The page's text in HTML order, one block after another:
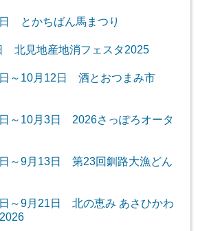
とかちばん馬まつり
北見地産地消フェスタ2025
～10月12日 酒とおつまみ市
～10月3日 2026さっぽろオータ
～9月13日 第23回釧路大漁どん
～9月21日 北の恵み あさひかわ